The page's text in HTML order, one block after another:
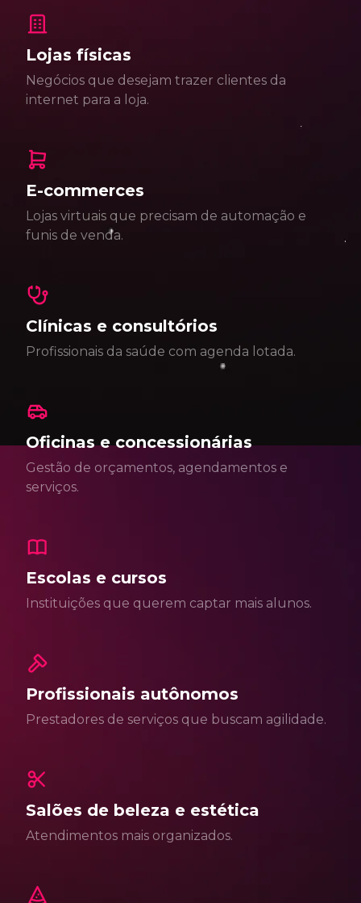
Lojas físicas
Negócios que desejam trazer clientes da
internet para a loja.
E-commerces
Lojas virtuais que precisam de automação e
funis de venda.
Clínicas e consultórios
Profissionais da saúde com agenda lotada.
Oficinas e concessionárias
Gestão de orçamentos, agendamentos e
serviços.
Escolas e cursos
Instituições que querem captar mais alunos.
Profissionais autônomos
Prestadores de serviços que buscam agilidade.
Salões de beleza e estética
Atendimentos mais organizados.